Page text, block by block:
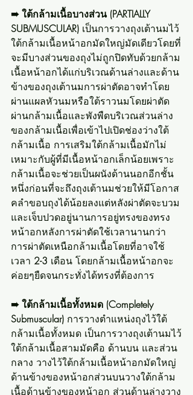
➠ ใต้กล้ามเนื้อบางส่วน (PARTIALLY
SUBMUSCULAR) เป็นการวางถุงเต้านมไว้
ใต้กล้ามเนื้อหน้าอกมัดใหญ่มัดเดียวโดยที่
จะมีบางส่วนของถุงไม่ถูกปิดทับด้วยกล้าม
เนื้อหน้าอกได้แก่บริเวณด้านล่างและด้าน
ข้างของถุงเต้านมการผ่าตัดอาจทำโดย
ผ่านแผลหัวนมหรือใต้ราวนมโดยผ่าตัด
ผ่านกล้ามเนื้อและพังพืดบริเวณส่วนล่าง
ของกล้ามเนื้อเพื่อเข้าไปเปิดช่องว่างใต้
กล้ามเนื้อ การเสริมใต้กล้ามเนื้อมักไม่
เหมาะกับผู้ที่มีเนื้อหน้าอกเล็กน้อยเพราะ
กล้ามเนื้อจะช่วยเป็นผนังด้านนอกอีกชั้น
หนึ่งก่อนที่จะถึงถุงเต้านมช่วยให้มีโอกาส
คลำขอบถุงได้น้อยลงแต่หลังผ่าตัดจะบวม
และเจ็บปวดอยู่นานการอยู่ทรงของทรง
หน้าอกหลังการผ่าตัดใช้เวลานานกว่า
การผ่าตัดเหนือกล้ามเนื้อโดยที่อาจใช้
เวลา 2-3 เดือน โดยกล้ามเนื้อหน้าอกจะ
ค่อยๆยืดจนกระทั่งได้ทรงที่ต้องการ
➠ ใต้กล้ามเนื้อทั้งหมด (Completely
Submuscular) การวางตำแหน่งถุงไว้ใต้
กล้ามเนื้อทั้งหมด เป็นการวางถุงเต้านมไว้
ใต้กล้ามเนื้อสามมัดคือ ด้านบน และส่วน
กลาง วางไว้ใต้กล้ามเนื้อหน้าอกมัดใหญ่
ด้านข้างของหน้าอกส่วนบนวางใต้กล้าม
เนื้อด้านข้างของหน้าอก ส่วนด้านล่างวาง